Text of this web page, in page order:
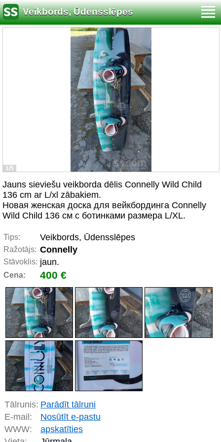
Veikbords, Ūdensslēpes
1/5
Jauns sieviešu veikborda dēlis Connelly Wild Child
136 cm ar L/xl zābakiem.
Новая женская доска для вейкбординга Connelly
Wild Child 136 см с ботинками размера L/XL.
Tips: Veikbords, Ūdensslēpes
Ražotājs: Connelly
Stāvoklis: jaun.
Cena: 400 €
Tālrunis: Parādīt tālruni
E-mail:
Nosūtīt e-pastu
WWW:
apskatīties